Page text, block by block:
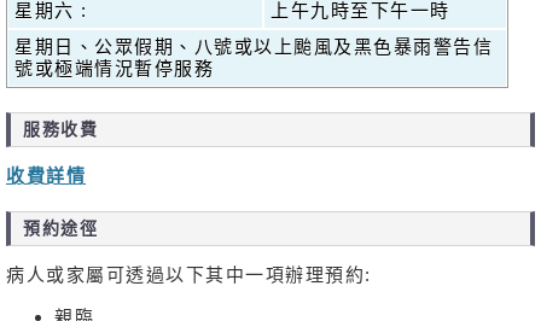
星期六 :
上午九時至下午一時
星期日、公眾假期、八號或以上颱風及黑色暴雨警告信
號或極端情況暫停服務
服務收費
收費詳情
預約途徑
病人或家屬可透過以下其中一項辦理預約:
親臨